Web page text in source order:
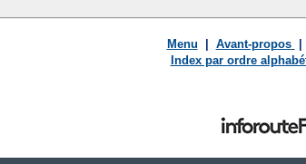
Menu Avant-propos
Index par ordre